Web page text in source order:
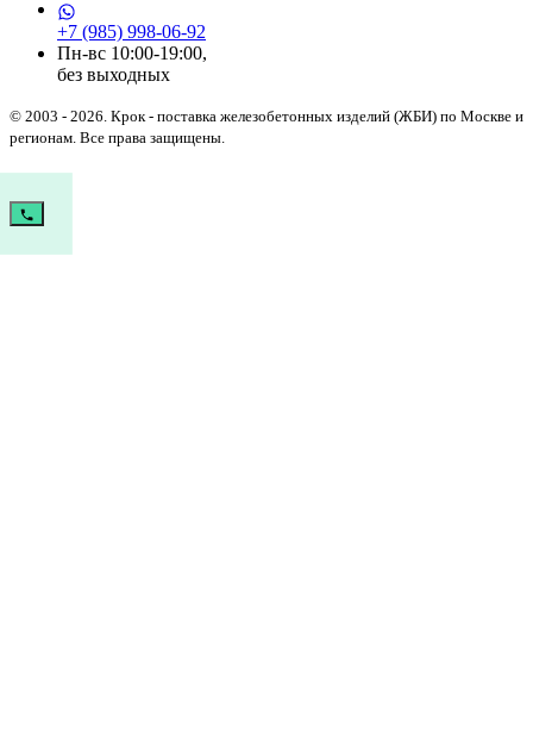
+7 (985) 998-06-92
Пн-вс 10:00-19:00,
без выходных
© 2003 - 2026. Крок - поставка железобетонных изделий (ЖБИ) по Москве и
регионам. Все права защищены.